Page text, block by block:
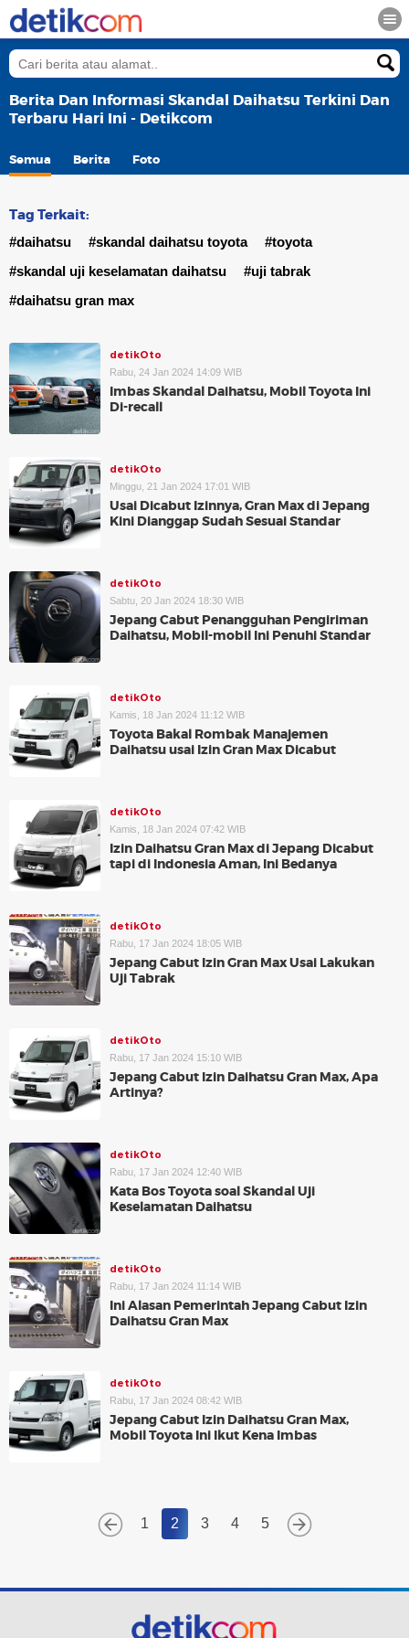
Berita Dan Informasi Skandal Daihatsu Terkini Dan
Terbaru Hari Ini - Detikcom
Semua Berita Foto
Tag Terkait:
#daihatsu #skandal daihatsu toyota
#toyota
#skandal uji keselamatan daihatsu
#uji tabrak
#daihatsu gran max
detikOto
Rabu, 24 Jan 2024 14:09 WIB
Imbas Skandal Daihatsu, Mobil Toyota Ini
Di-recall
detikOto
Minggu, 21 Jan 2024 17:01 WIB
Usai Dicabut Izinnya, Gran Max di Jepang
Kini Dianggap Sudah Sesuai Standar
detikOto
Sabtu, 20 Jan 2024 18:30 WIB
Jepang Cabut Penangguhan Pengiriman
Daihatsu, Mobil-mobil Ini Penuhi Standar
detikOto
Kamis, 18 Jan 2024 11:12 WIB
Toyota Bakal Rombak Manajemen
Daihatsu usai Izin Gran Max Dicabut
detikOto
Kamis, 18 Jan 2024 07:42 WIB
Izin Daihatsu Gran Max di Jepang Dicabut
tapi di Indonesia Aman, Ini Bedanya
detikOto
Rabu, 17 Jan 2024 18:05 WIB
Jepang Cabut Izin Gran Max Usai Lakukan
Uji Tabrak
detikOto
Rabu, 17 Jan 2024 15:10 WIB
Jepang Cabut Izin Daihatsu Gran Max, Apa
Artinya?
detikOto
Rabu, 17 Jan 2024 12:40 WIB
Kata Bos Toyota soal Skandal Uji
Keselamatan Daihatsu
detikOto
Rabu, 17 Jan 2024 11:14 WIB
Ini Alasan Pemerintah Jepang Cabut Izin
Daihatsu Gran Max
detikOto
Rabu, 17 Jan 2024 08:42 WIB
Jepang Cabut Izin Daihatsu Gran Max,
Mobil Toyota Ini Ikut Kena Imbas
1 2 3 4 5